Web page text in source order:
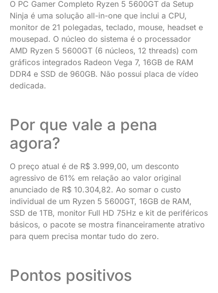
O PC Gamer Completo Ryzen 5 5600GT da Setup
Ninja é uma solução all-in-one que inclui a CPU,
monitor de 21 polegadas, teclado, mouse, headset e
mousepad. O núcleo do sistema é o processador
AMD Ryzen 5 5600GT (6 núcleos, 12 threads) com
gráficos integrados Radeon Vega 7, 16GB de RAM
DDR4 e SSD de 960GB. Não possui placa de vídeo
dedicada.
Por que vale a pena
agora?
O preço atual é de R$ 3.999,00, um desconto
agressivo de 61% em relação ao valor original
anunciado de R$ 10.304,82. Ao somar o custo
individual de um Ryzen 5 5600GT, 16GB de RAM,
SSD de 1TB, monitor Full HD 75Hz e kit de periféricos
básicos, o pacote se mostra financeiramente atrativo
para quem precisa montar tudo do zero.
Pontos positivos